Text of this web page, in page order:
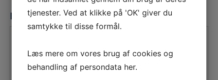
LÆG EN KOMMENTAR
Comment
tjenester. Ved at klikke på 'OK' giver du
samtykke til disse formål.
Læs mere om vores brug af cookies og
behandling af persondata her.